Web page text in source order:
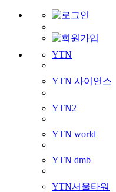
YTN
YTN 사이언스
YTN2
YTN world
YTN dmb
YTN서울타워